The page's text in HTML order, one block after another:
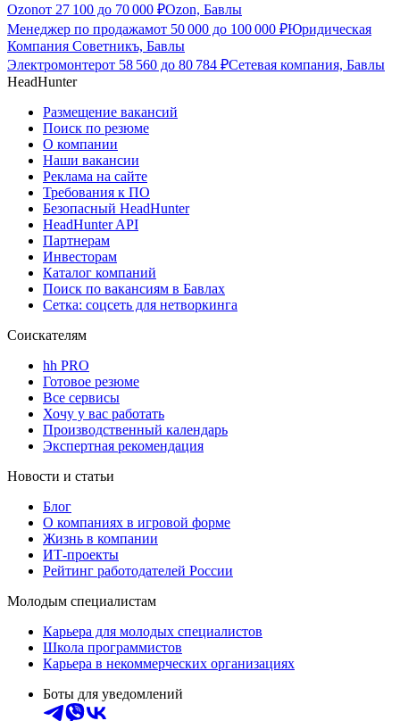
Ozonот 27 100 до 70 000 ₽Ozon, Бавлы
Менеджер по продажамот 50 000 до 100 000 ₽Юридическая
Компания Советникъ, Бавлы
Электромонтерот 58 560 до 80 784 ₽Сетевая компания, Бавлы
HeadHunter
Размещение вакансий
Поиск по резюме
О компании
Наши вакансии
Реклама на сайте
Требования к ПО
Безопасный HeadHunter
HeadHunter API
Партнерам
Инвесторам
Каталог компаний
Поиск по вакансиям в Бавлах
Сетка: соцсеть для нетворкинга
Соискателям
hh PRO
Готовое резюме
Все сервисы
Хочу у вас работать
Производственный календарь
Экспертная рекомендация
Новости и статьи
Блог
О компаниях в игровой форме
Жизнь в компании
ИТ-проекты
Рейтинг работодателей России
Молодым специалистам
Карьера для молодых специалистов
Школа программистов
Карьера в некоммерческих организациях
Боты для уведомлений